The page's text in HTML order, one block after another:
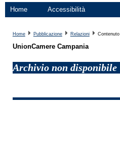
Home Accessibilità
Home Pubblicazione Relazioni Contenuto
UnionCamere Campania
Archivio non disponibile